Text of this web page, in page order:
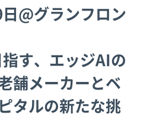
商
活用
@グランフロン
す、エッジAIの
舗メーカーとベ
タルの新たな挑